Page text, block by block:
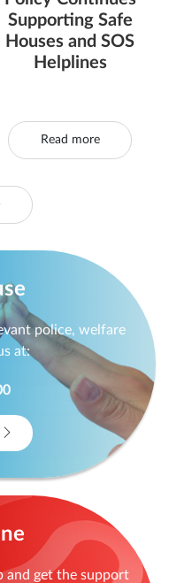
Supporting Safe
Houses and SOS
Helplines
Read more
police, welfare
at:
and get the support